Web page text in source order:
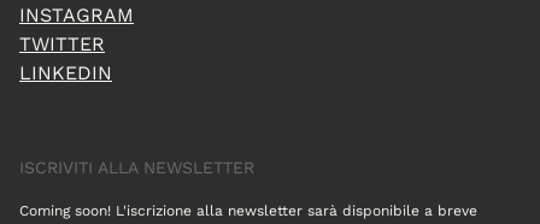
INSTAGRAM
TWITTER
LINKEDIN
ISCRIVITI ALLA NEWSLETTER
Coming soon! L'iscrizione alla newsletter sarà disponibile a breve